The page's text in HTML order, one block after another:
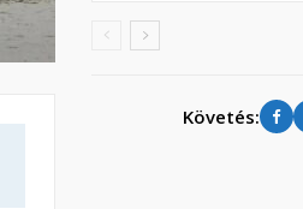
Követés: